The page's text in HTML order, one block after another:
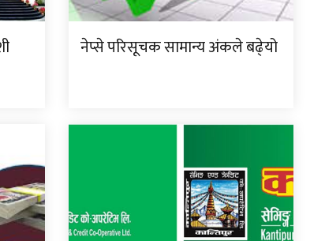
नेप्से परिसूचक सामान्य अंकले बढे्यो